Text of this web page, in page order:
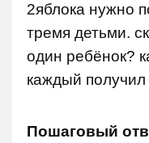
2яблока нужно
тремя детьми.
один ребёнок?
каждый
Пошаговый